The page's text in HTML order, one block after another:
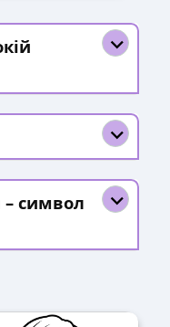
– символ